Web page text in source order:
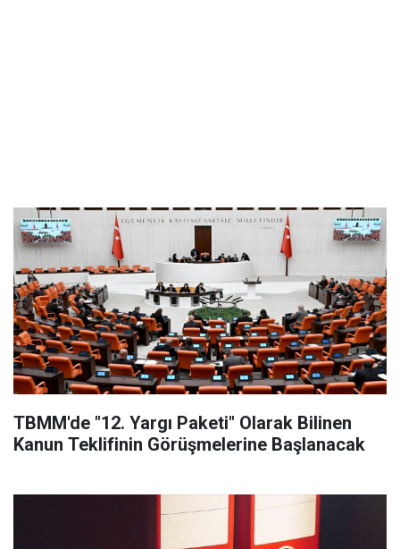
TBMM'de "12. Yargı Paketi" Olarak Bilinen
Kanun Teklifinin Görüşmelerine Başlanacak